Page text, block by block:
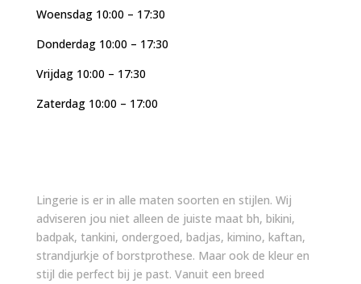
Woensdag 10:00 – 17:30
Donderdag 10:00 – 17:30
Vrijdag 10:00 – 17:30
Zaterdag 10:00 – 17:00
Lingerie is er in alle maten soorten en stijlen. Wij
adviseren jou niet alleen de juiste maat bh, bikini,
badpak, tankini, ondergoed, badjas, kimino, kaftan,
strandjurkje of borstprothese. Maar ook de kleur en
stijl die perfect bij je past. Vanuit een breed